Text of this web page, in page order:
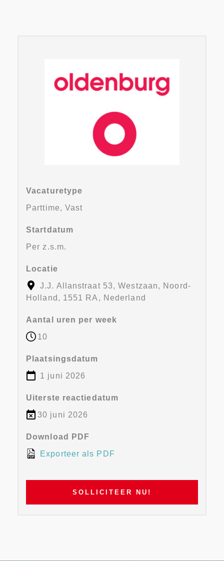
Vacaturetype
Parttime, Vast
Startdatum
Per z.s.m.
Locatie
J.J. Allanstraat 53, Westzaan, Noord-
Holland, 1551 RA, Nederland
Aantal uren per week
10
Plaatsingsdatum
1 juni 2026
Uiterste reactiedatum
30 juni 2026
Download PDF
Exporteer als PDF
SOLLICITEER NU!